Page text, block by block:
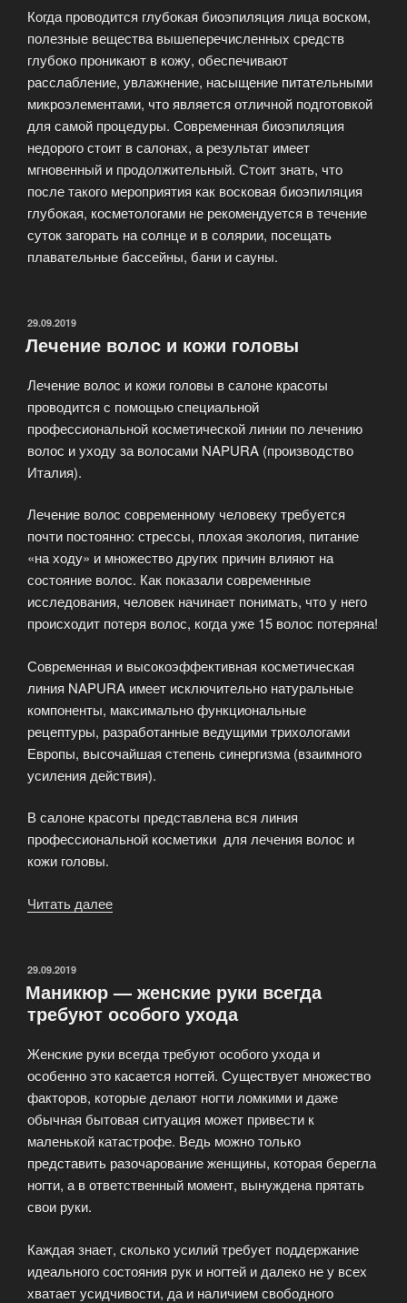
Когда проводится глубокая биоэпиляция лица воском,
полезные вещества вышеперечисленных средств
глубоко проникают в кожу, обеспечивают
расслабление, увлажнение, насыщение питательными
микроэлементами, что является отличной подготовкой
для самой процедуры. Современная биоэпиляция
недорого стоит в салонах, а результат имеет
мгновенный и продолжительный. Стоит знать, что
после такого мероприятия как восковая биоэпиляция
глубокая, косметологами не рекомендуется в течение
суток загорать на солнце и в солярии, посещать
плавательные бассейны, бани и сауны.
ОПУБЛИКОВАНО
29.09.2019
Лечение волос и кожи головы
Лечение волос и кожи головы в салоне красоты
проводится с помощью специальной
профессиональной косметической линии по лечению
волос и уходу за волосами NAPURA (производство
Италия).
Лечение волос современному человеку требуется
почти постоянно: стрессы, плохая экология, питание
«на ходу» и множество других причин влияют на
состояние волос. Как показали современные
исследования, человек начинает понимать, что у него
происходит потеря волос, когда уже 15 волос потеряна!
Современная и высокоэффективная косметическая
линия NAPURA имеет исключительно натуральные
компоненты, максимально функциональные
рецептуры, разработанные ведущими трихологами
Европы, высочайшая степень синергизма (взаимного
усиления действия).
В салоне красоты представлена вся линия
профессиональной косметики для лечения волос и
кожи головы.
Читать далее
головы»
ОПУБЛИКОВАНО
29.09.2019
Маникюр — женские руки всегда
требуют особого ухода
Женские руки всегда требуют особого ухода и
особенно это касается ногтей. Существует множество
факторов, которые делают ногти ломкими и даже
обычная бытовая ситуация может привести к
маленькой катастрофе. Ведь можно только
представить разочарование женщины, которая берегла
ногти, а в ответственный момент, вынуждена прятать
свои руки.
Каждая знает, сколько усилий требует поддержание
идеального состояния рук и ногтей и далеко не у всех
хватает усидчивости, да и наличием свободного